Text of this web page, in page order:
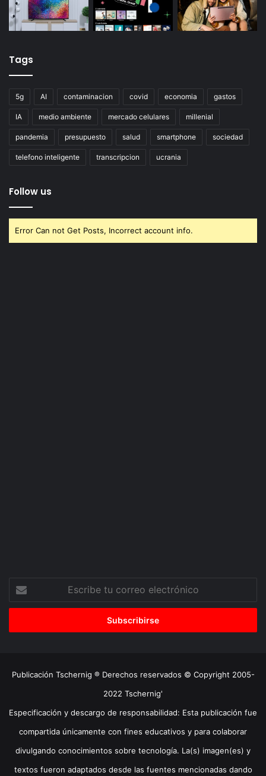
Tags
5g AI contaminacion covid economia gastos
IA medio ambiente mercado celulares millenial
pandemia presupuesto salud smartphone sociedad
telefono inteligente transcripcion ucrania
Follow us
Error Can not Get Posts, Incorrect account info.
correo
Publicación Tschernig ® Derechos reservados © Copyright 2005-
2022 Tschernig'
Especificación y descargo de responsabilidad: Esta publicación fue
compartida únicamente con fines educativos y para colaborar
divulgando conocimientos sobre tecnología. La(s) imagen(es) y
textos fueron adaptados desde las fuentes mencionadas dando